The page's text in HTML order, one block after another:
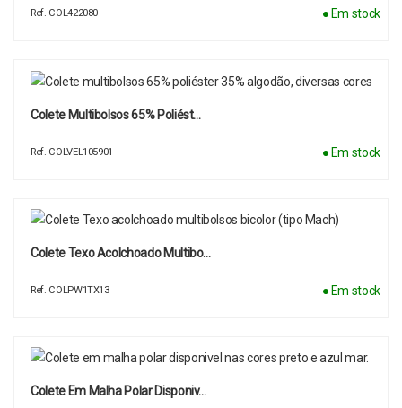
Ref. COL422080 ● Em stock
Colete Multibolsos 65% Poliést…
Ref. COLVEL105901 ● Em stock
Colete Texo Acolchoado Multibo…
Ref. COLPW1TX13 ● Em stock
Colete Em Malha Polar Disponiv…